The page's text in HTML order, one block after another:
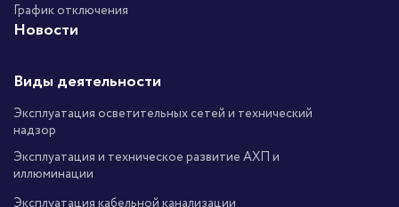
Виды деятельности
Эксплуатация осветительных сетей и технический
надзор
Эксплуатация и техническое развитие АХП и
иллюминации
Эксплуатация кабельной канализации
График отключения
Новости